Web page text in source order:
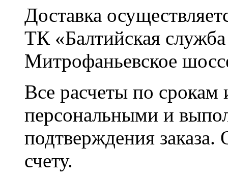
Доставка
ТК «Балтийская
Митрофаньевское
Все расчеты по срокам
персональными и
подтверждения заказа.
счету.